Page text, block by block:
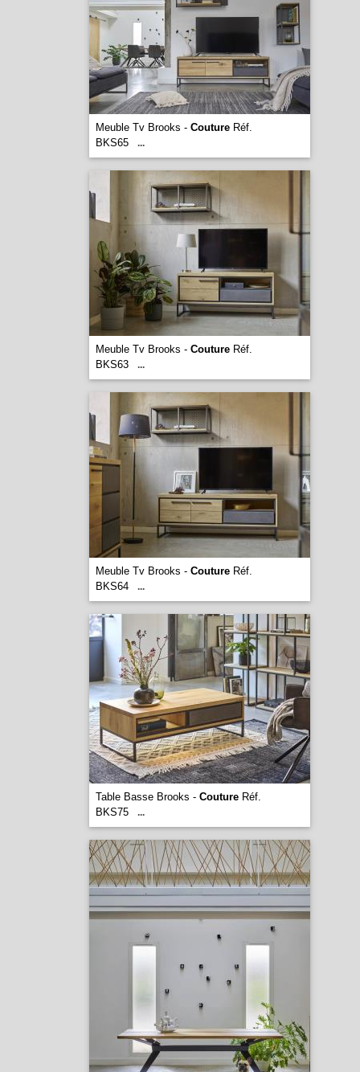
Meuble Tv Brooks - CoutureRéf.
BKS65
...
Meuble Tv Brooks - CoutureRéf.
BKS63
...
Meuble Tv Brooks - CoutureRéf.
BKS64
...
Table Basse Brooks - CoutureRéf.
BKS75
...